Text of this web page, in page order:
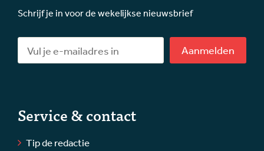
Schrijf je in voor de wekelijkse nieuwsbrief
Aanmelden
Service & contact
Tip de redactie